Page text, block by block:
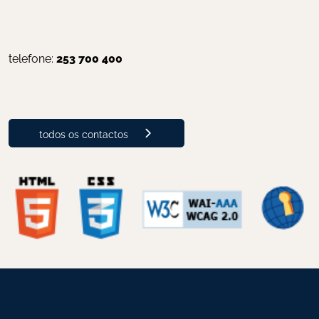
telefone: 253 700 400
todos os contactos